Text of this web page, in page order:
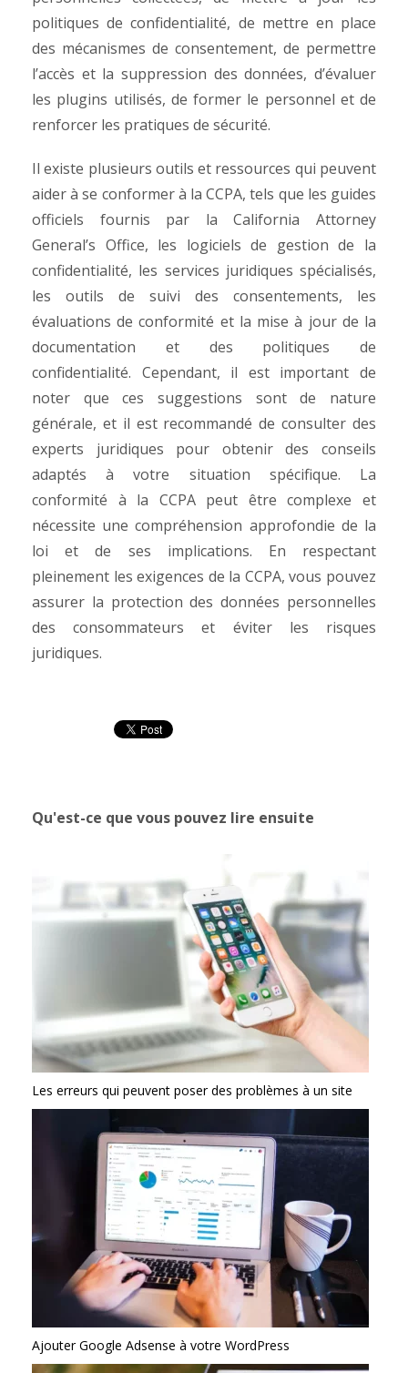
politiques de confidentialité, de mettre en place
des mécanismes de consentement, de permettre
l’accès et la suppression des données, d’évaluer
les plugins utilisés, de former le personnel et de
renforcer les pratiques de sécurité.
Il existe plusieurs outils et ressources qui peuvent
aider à se conformer à la CCPA, tels que les guides
officiels fournis par la California Attorney
General’s Office, les logiciels de gestion de la
confidentialité, les services juridiques spécialisés,
les outils de suivi des consentements, les
évaluations de conformité et la mise à jour de la
documentation et des politiques de
confidentialité. Cependant, il est important de
noter que ces suggestions sont de nature
générale, et il est recommandé de consulter des
experts juridiques pour obtenir des conseils
adaptés à votre situation spécifique. La
conformité à la CCPA peut être complexe et
nécessite une compréhension approfondie de la
loi et de ses implications. En respectant
pleinement les exigences de la CCPA, vous pouvez
assurer la protection des données personnelles
des consommateurs et éviter les risques
juridiques.
Qu'est-ce que vous pouvez lire ensuite
Les erreurs qui peuvent poser des problèmes à un site
Ajouter Google Adsense à votre WordPress